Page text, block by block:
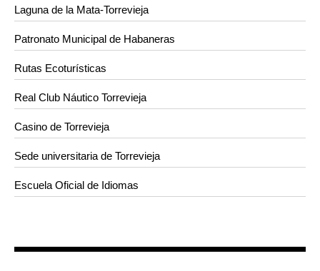
Laguna de la Mata-Torrevieja
Patronato Municipal de Habaneras
Rutas Ecoturísticas
Real Club Náutico Torrevieja
Casino de Torrevieja
Sede universitaria de Torrevieja
Escuela Oficial de Idiomas